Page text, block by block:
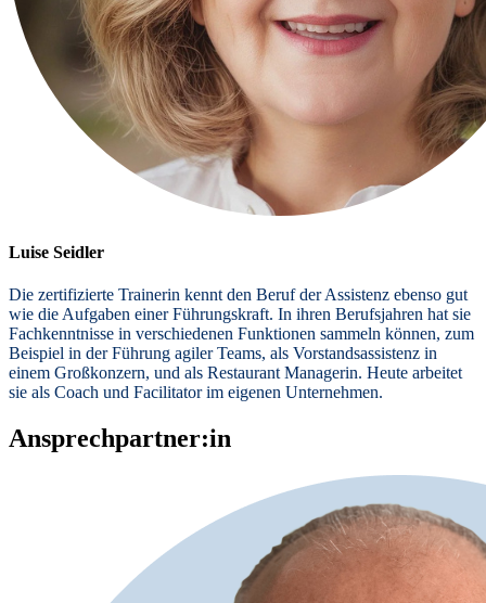
Luise Seidler
Die zertifizierte Trainerin kennt den Beruf der Assistenz ebenso gut
wie die Aufgaben einer Führungskraft. In ihren Berufsjahren hat sie
Fachkenntnisse in verschiedenen Funktionen sammeln können, zum
Beispiel in der Führung agiler Teams, als Vorstandsassistenz in
einem Großkonzern, und als Restaurant Managerin. Heute arbeitet
sie als Coach und Facilitator im eigenen Unternehmen.
Ansprechpartner:in